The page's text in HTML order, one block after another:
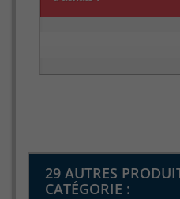
29 AUTRES
CATÉGORIE :